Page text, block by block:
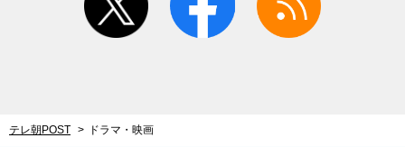
テレ朝POST ドラマ・映画